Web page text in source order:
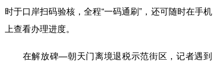
时于口岸扫码验核，全程“一码通刷”，还可随时在手机
上查看办理进度。
在解放碑—朝天门离境退税示范街区，记者遇到